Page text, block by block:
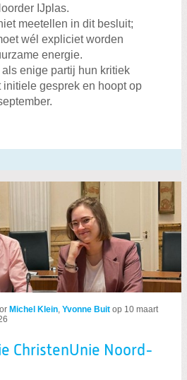
IJplas.
meetellen in dit besluit;
wél expliciet worden
energie.
enige partij hun kritiek
initiele gesprek en hoopt op
Michel Klein Yvonne Buit op 10 maart
ChristenUnie Noord-